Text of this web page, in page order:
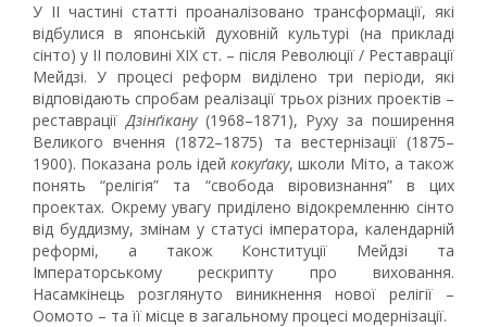
У ІІ частині статті проаналізовано трансформації, які
відбулися в японській духовній культурі (на прикладі
сінто) у ІІ половині ХІХ ст. – після Революції / Реставрації
Мейдзі. У процесі реформ виділено три періоди, які
відповідають спробам реалізації трьох різних проектів –
реставраціїДзінґікану (1968–1871), Руху за поширення
Великого вчення (1872–1875) та вестернізації (1875–
1900). Показана роль ідей кокуґаку, школи Міто, а також
понять “релігія” та “свобода віровизнання” в цих
проектах. Окрему увагу приділено відокремленню сінто
від буддизму, змінам у статусі імператора, календарній
реформі, а також Конституції Мейдзі та
Імператорському рескрипту про виховання.
Насамкінець розглянуто виникнення нової релігії –
Оомото – та її місце в загальному процесі модернізації.